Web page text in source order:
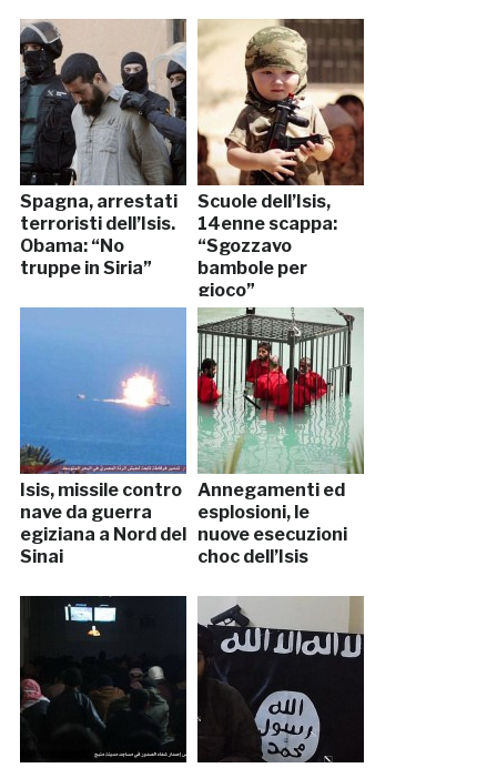
Spagna, arrestati
terroristi dell’Isis.
Obama: “No
truppe in Siria”
Scuole dell’Isis,
14enne scappa:
“Sgozzavo
bambole per
gioco”
Isis, missile contro
nave da guerra
egiziana a Nord del
Sinai
Annegamenti ed
esplosioni, le
nuove esecuzioni
choc dell’Isis